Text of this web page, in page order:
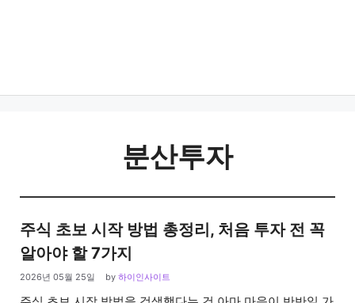
분산투자
주식 초보 시작 방법 총정리, 처음 투자 전 꼭
알아야 할 7가지
2026년 05월 25일 by 하이인사이트